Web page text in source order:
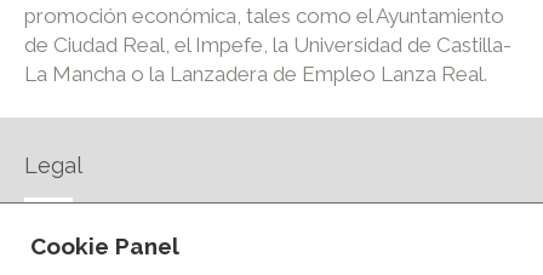
promoción económica, tales como el Ayuntamiento
de Ciudad Real, el Impefe, la Universidad de Castilla-
La Mancha o la Lanzadera de Empleo Lanza Real.
Legal
AVISO LEGAL
Cookie Panel